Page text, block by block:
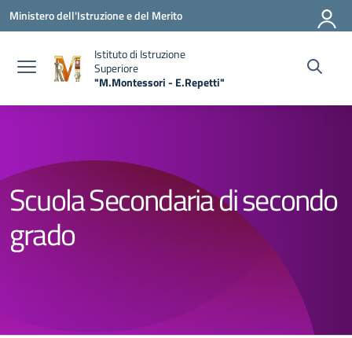
Vai ai contenuti
Vai al menu di navigazione
Vai al footer
Ministero dell'Istruzione e del Merito
Istituto di Istruzione
Superiore
"M.Montessori - E.Repetti"
Scuola Secondaria di secondo
grado